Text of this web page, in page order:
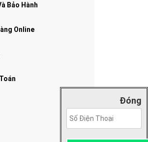
Bảo Hành
Online
Đóng